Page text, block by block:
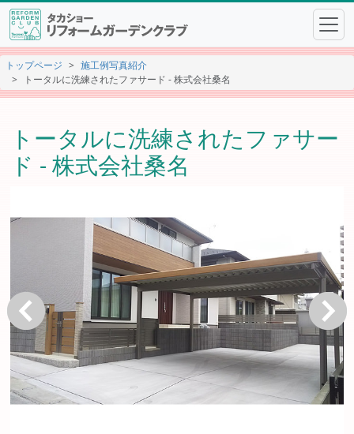
トップページ
施工例写真紹介
トータルに洗練されたファサード - 株式会社桑名
トータルに洗練されたファサー
ド - 株式会社桑名
戻る 次へ